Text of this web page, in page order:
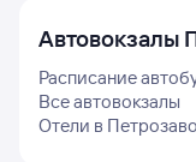
Автовокзалы
Расписание
Все автовокзалы
Отели в